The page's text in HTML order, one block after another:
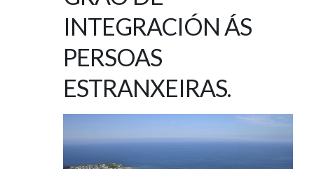
INTEGRACIÓN ÁS
PERSOAS
ESTRANXEIRAS.